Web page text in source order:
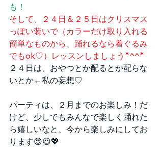
も！
そして、２４日＆２５日はクリスマス
っぽい装いで（カラーだけ取り入れる
簡単なものから、踊れるなら着ぐるみ
でもok♡）レッスンしましょう*^^*
２４日は、おやつとか配るとか配らな
いとか←私の妄想♡
パーティは、２月までのお楽しみ！だ
けど、少しでもみんなで楽しく踊れた
ら嬉しいなと、今から楽しみにしてお
ります😍😍💖